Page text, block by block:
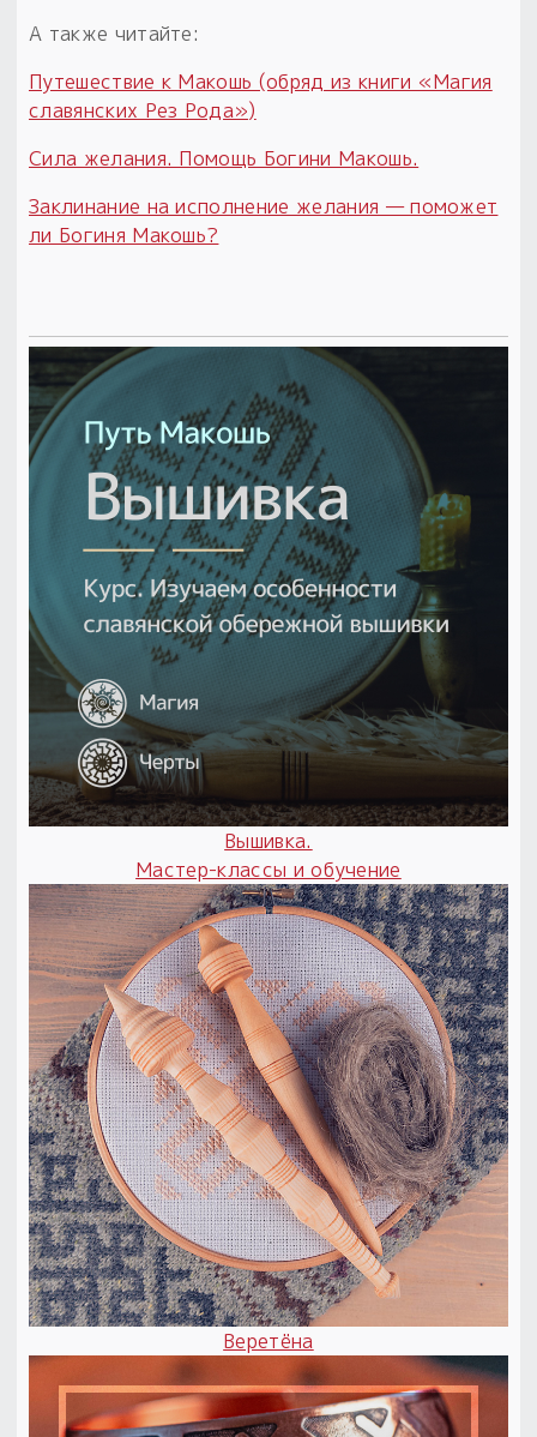
А также читайте:
Путешествие к Макошь (обряд из книги «Магия
славянских Рез Рода»)
Сила желания. Помощь Богини Макошь.
Заклинание на исполнение желания — поможет
ли Богиня Макошь?
Вышивка.
Мастер-классы и обучение
Веретёна